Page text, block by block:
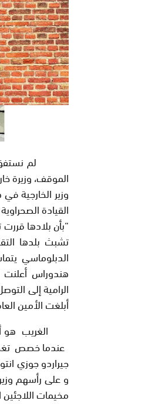
لم نستفق
الموقف،
وزير الخارجية
القيادة
“بأن بلادها
تشبث بلدها
هندوراس أعلنت
الرامية إلى
أبلغت الأمين
الغريب هو
عندما خصص
مخيمات اللاجئين